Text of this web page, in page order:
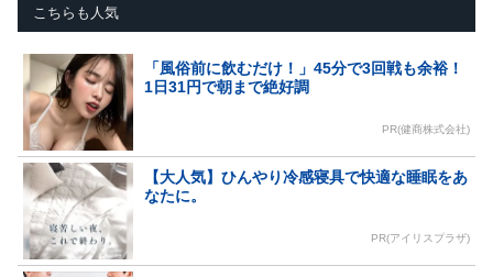
こちらも人気
「風俗前に飲むだけ！」45分で3回戦も余裕！
1日31円で朝まで絶好調
PR(健商株式会社)
【大人気】ひんやり冷感寝具で快適な睡眠をあ
なたに。
PR(アイリスプラザ)